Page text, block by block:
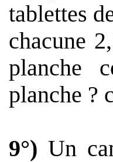
tablettes
chacune
planche
planche ?
9°) Un